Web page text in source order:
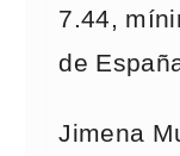
7.44,
de
Jimena